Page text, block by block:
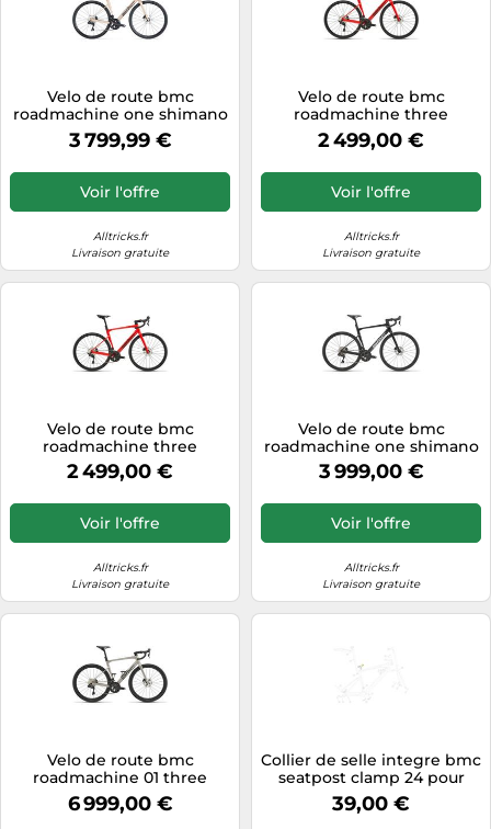
Velo de route bmc
roadmachine one shimano
ultegra di2 12v 700 mm
beige 2026
3 799,99 €
Voir l'offre
Alltricks.fr
Livraison gratuite
Velo de route bmc
roadmachine three
shimano 105 12v 700 mm
rouge noir 2027
2 499,00 €
Voir l'offre
Alltricks.fr
Livraison gratuite
Velo de route bmc
roadmachine three
shimano 105 12v 700 mm
rouge noir 2027
2 499,00 €
Voir l'offre
Alltricks.fr
Livraison gratuite
Velo de route bmc
roadmachine one shimano
ultegra di2 12v 700 mm noir
carbone 2027
3 999,00 €
Voir l'offre
Alltricks.fr
Livraison gratuite
Velo de route bmc
roadmachine 01 three
shimano ultegra di2 12v 700
mm gris noir 2027
6 999,00 €
Collier de selle integre bmc
seatpost clamp 24 pour
roadmachine
39,00 €